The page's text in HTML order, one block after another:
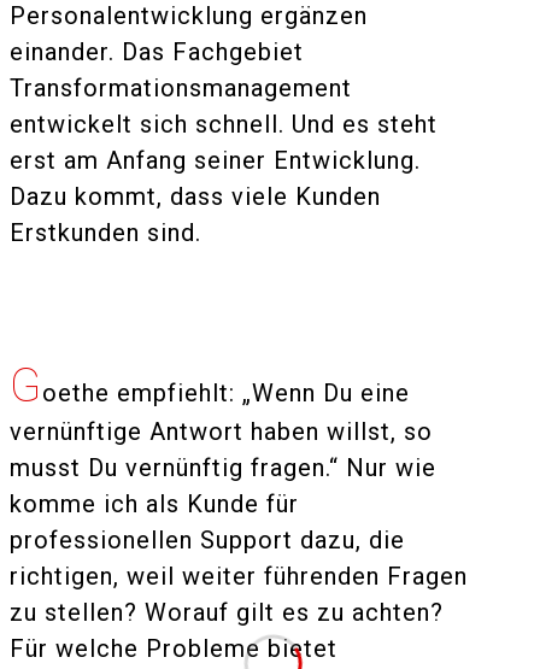
Personalentwicklung ergänzen
einander. Das Fachgebiet
Transformationsmanagement
entwickelt sich schnell. Und es steht
erst am Anfang seiner Entwicklung.
Dazu kommt, dass viele Kunden
Erstkunden sind.
G oethe empfiehlt: „Wenn Du eine
vernünftige Antwort haben willst, so
musst Du vernünftig fragen.“ Nur wie
komme ich als Kunde für
professionellen Support dazu, die
richtigen, weil weiter führenden Fragen
zu stellen? Worauf gilt es zu achten?
Für welche Probleme bietet